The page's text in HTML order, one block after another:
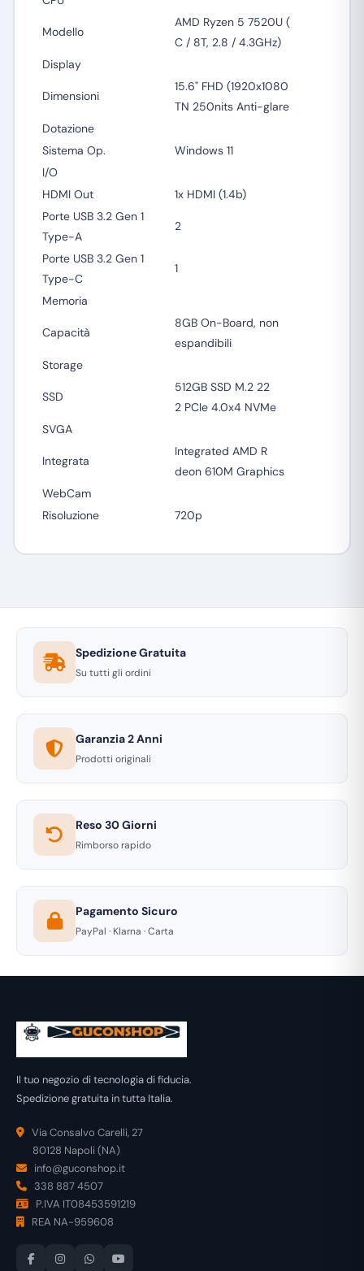
Modello
AMD Ryzen 5 7520U (
C / 8T, 2.8 / 4.3GHz)
Display
Dimensioni
15.6" FHD (1920x1080
TN 250nits Anti-glare
Dotazione
Sistema Op.
Windows 11
I/O
HDMI Out
1x HDMI (1.4b)
Porte USB 3.2 Gen 1
Type-A
2
Porte USB 3.2 Gen 1
Type-C
1
Memoria
Capacità
8GB On-Board, non
espandibili
Storage
SSD
512GB SSD M.2 22
2 PCIe 4.0x4 NVMe
SVGA
Integrata
Integrated AMD R
deon 610M Graphics
WebCam
Risoluzione
720p
Spedizione Gratuita
Su tutti gli ordini
Garanzia 2 Anni
Prodotti originali
Reso 30 Giorni
Rimborso rapido
Pagamento Sicuro
PayPal · Klarna · Carta
Il tuo negozio di tecnologia di fiducia.
Spedizione gratuita in tutta Italia.
Via Consalvo Carelli, 27
80128 Napoli (NA)
info@guconshop.it
338 887 4507
P.IVA IT08453591219
REA NA-959608